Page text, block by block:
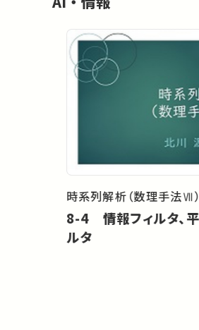
時系列解析（数理手法Ⅶ）
8-4 情報フィルタ、
ルタ